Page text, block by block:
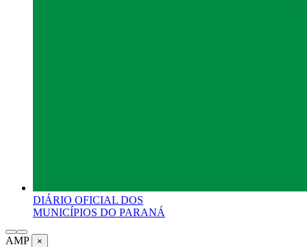
DIÁRIO OFICIAL DOS
MUNICÍPIOS DO PARANÁ
AMP ×